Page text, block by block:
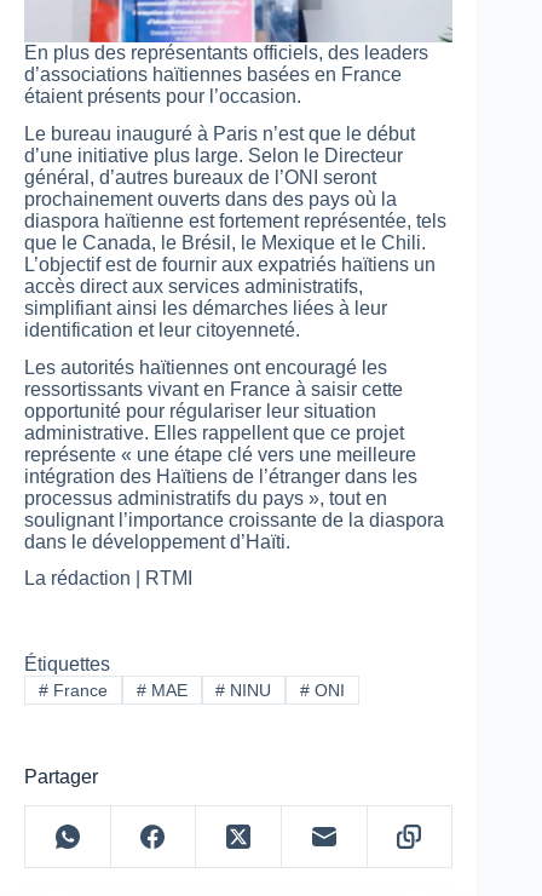
En plus des représentants officiels, des leaders
d’associations haïtiennes basées en France
étaient présents pour l’occasion.
Le bureau inauguré à Paris n’est que le début
d’une initiative plus large. Selon le Directeur
général, d’autres bureaux de l’ONI seront
prochainement ouverts dans des pays où la
diaspora haïtienne est fortement représentée, tels
que le Canada, le Brésil, le Mexique et le Chili.
L’objectif est de fournir aux expatriés haïtiens un
accès direct aux services administratifs,
simplifiant ainsi les démarches liées à leur
identification et leur citoyenneté.
Les autorités haïtiennes ont encouragé les
ressortissants vivant en France à saisir cette
opportunité pour régulariser leur situation
administrative. Elles rappellent que ce projet
représente « une étape clé vers une meilleure
intégration des Haïtiens de l’étranger dans les
processus administratifs du pays », tout en
soulignant l’importance croissante de la diaspora
dans le développement d’Haïti.
La rédaction | RTMI
Étiquettes
#France #MAE # NINU # ONI
Partager